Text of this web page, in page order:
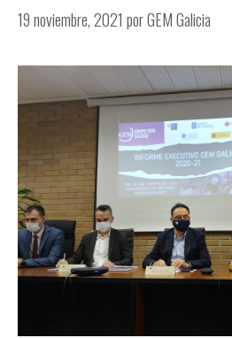
19 noviembre, 2021 porGEM Galicia